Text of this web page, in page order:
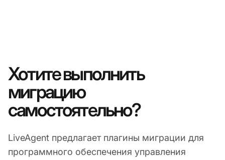
Хотите выполнить
миграцию
самостоятельно?
LiveAgent предлагает плагины миграции для
программного обеспечения управления